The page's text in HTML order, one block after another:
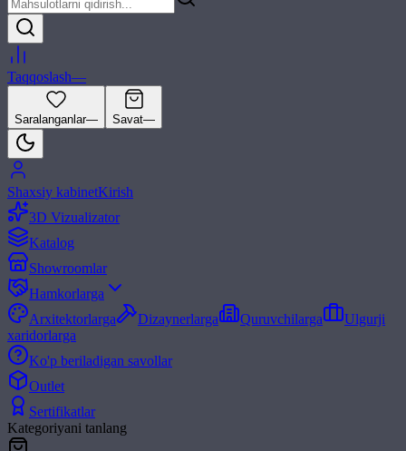
Taqqoslash—
Saralanganlar— Savat—
Shaxsiy kabinetKirish
3D Vizualizator
Katalog
Showroomlar
Hamkorlarga
Arxitektorlarga
Dizaynerlarga Quruvchilarga
Ulgurji
xaridorlarga
Ko'p beriladigan savollar
Outlet
Sertifikatlar
Kategoriyani tanlang